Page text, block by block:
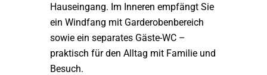
Hauseingang. Im Inneren empfängt Sie
ein Windfang mit Garderobenbereich
sowie ein separates Gäste-WC –
praktisch für den Alltag mit Familie und
Besuch.